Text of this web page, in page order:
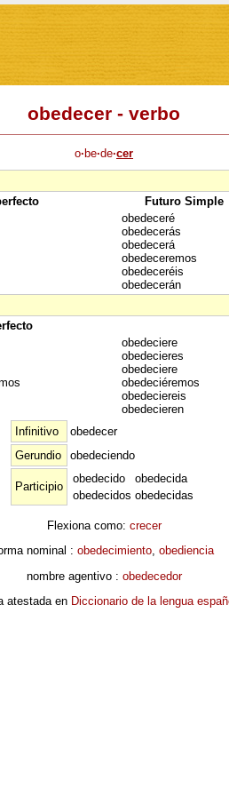
obedecer - verbo
o· be·de·cer
Futuro Simple
obedeceré
obedecerás
obedecerá
obedeceremos
obedeceréis
obedecerán
obedeciere
obedecieres
obedeciere
obedeciéremos
obedeciereis
obedecieren
Infinitivo
obedecer
Gerundio
obedeciendo
Participio
obedecido
obedecida
obedecidos obedecidas
Flexiona como: crecer
nominal : obedecimiento, obediencia
nombre agentivo : obedecedor
atestada en Diccionario de la lengua